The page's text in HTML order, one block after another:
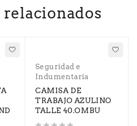
Seguridad e
Indumentaria
CAMISA DE
TRABAJO AZULINO
TALLE 40.OMBU